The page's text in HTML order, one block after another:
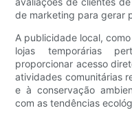
de marketing para gerar
A publicidade local,
lojas temporárias
proporcionar acesso
atividades comunitárias
e à conservação
com as tendências